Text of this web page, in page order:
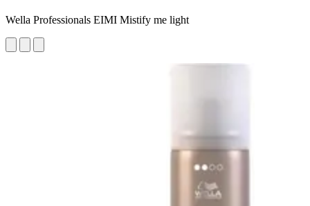
Wella Professionals EIMI Mistify me light